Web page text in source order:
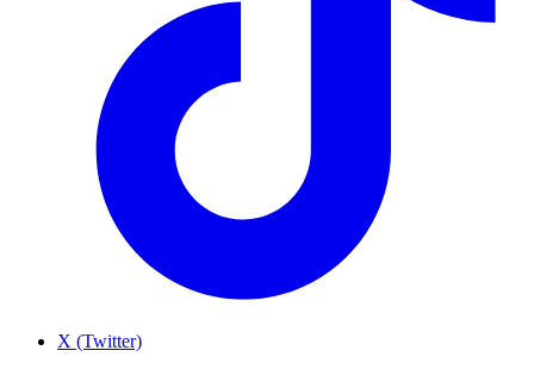
X (Twitter)